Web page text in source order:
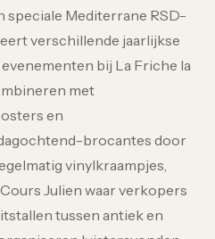
speciale Mediterrane RSD-
verschillende jaarlijkse
bij La Friche la
met
en
brocantes door
vinylkraampjes,
Julien waar verkopers
tussen antiek en